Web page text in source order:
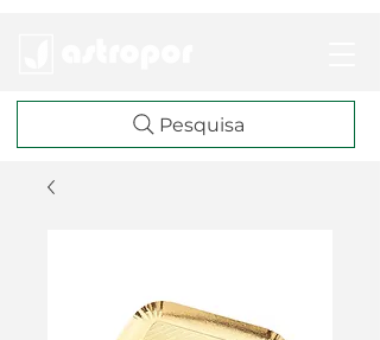
Pesquisa